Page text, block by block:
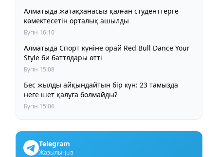
Алматыда жатақханасыз қалған студенттерге
көмектесетін орталық ашылды
Бүгін 16:10
Алматыда Спорт күніне орай Red Bull Dance Your
Style би баттлдары өтті
Бүгін 15:08
Бес жылды айқындайтын бір күн: 23 тамызда
неге шет қалуға болмайды?
Бүгін 15:06
Telegram
Жазылыңыз